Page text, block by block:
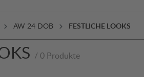
AW 24 DOB FESTLICHE LOOKS
/ 0 Produkte